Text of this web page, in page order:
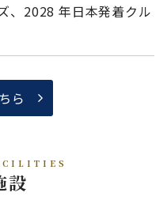
ら
、2028 年日本発着クル
設